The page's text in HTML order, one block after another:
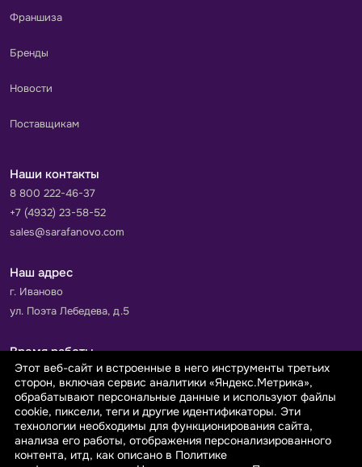
Франшиза
Бренды
Новости
Поставщикам
Наши контакты
8 800 222-46-37
+7 (4932) 23-58-52
sales@sarafanovo.com
Наш адрес
г. Иваново
ул. Поэта Лебедева, д.5
Время работы
Пн-Пт с 9.00 до 18.00
Сб-Вс: выходной
Принимаем к оплате
Этот веб-сайт и встроенные в него инструменты третьих
сторон, включая сервис аналитики «Яндекс.Метрика»,
обрабатывают персональные данные и используют файлы
cookie, пиксели, теги и другие идентификаторы. Эти
технологии необходимы для функционирования сайта,
анализа его работы, отображения персонализированного
контента, итд, как описано в Политике